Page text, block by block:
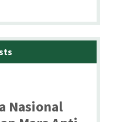
Nasional